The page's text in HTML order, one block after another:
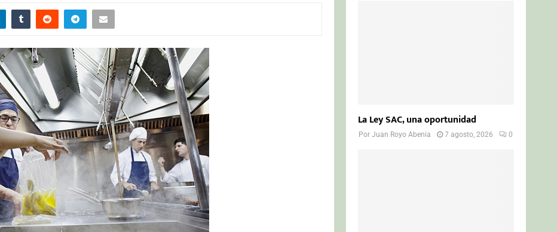
La Ley SAC, una oportunidad
PorJuan Royo Abenia 7 agosto, 2026 0